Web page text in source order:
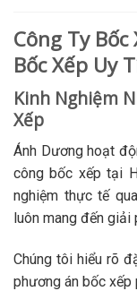
Công Ty
Bốc Xếp Uy
Kinh Nghiệm
Xếp
Ánh Dương hoạt
công bốc xếp tại
nghiệm thực tế
luôn mang đến giải
Chúng tôi hiểu rõ
phương án bốc xếp